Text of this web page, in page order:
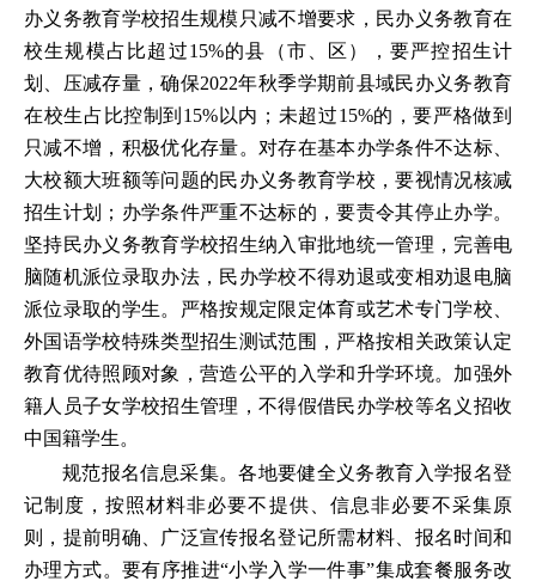
办义务教育学校招生规模只减不增要求，民办义务教育在
校生规模占比超过15%的县（市、区），要严控招生计
划、压减存量，确保2022年秋季学期前县域民办义务教育
在校生占比控制到15%以内；未超过15%的，要严格做到
只减不增，积极优化存量。对存在基本办学条件不达标、
大校额大班额等问题的民办义务教育学校，要视情况核减
招生计划；办学条件严重不达标的，要责令其停止办学。
坚持民办义务教育学校招生纳入审批地统一管理，完善电
脑随机派位录取办法，民办学校不得劝退或变相劝退电脑
派位录取的学生。严格按规定限定体育或艺术专门学校、
外国语学校特殊类型招生测试范围，严格按相关政策认定
教育优待照顾对象，营造公平的入学和升学环境。加强外
籍人员子女学校招生管理，不得假借民办学校等名义招收
中国籍学生。
规范报名信息采集。各地要健全义务教育入学报名登
记制度，按照材料非必要不提供、信息非必要不采集原
则，提前明确、广泛宣传报名登记所需材料、报名时间和
办理方式。要有序推进“小学入学一件事”集成套餐服务改